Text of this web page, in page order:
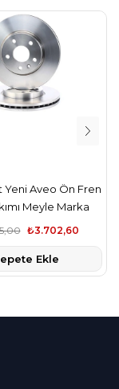
Yeni Aveo Ön Fren
Meyle Marka
₺3.702,60
Ekle